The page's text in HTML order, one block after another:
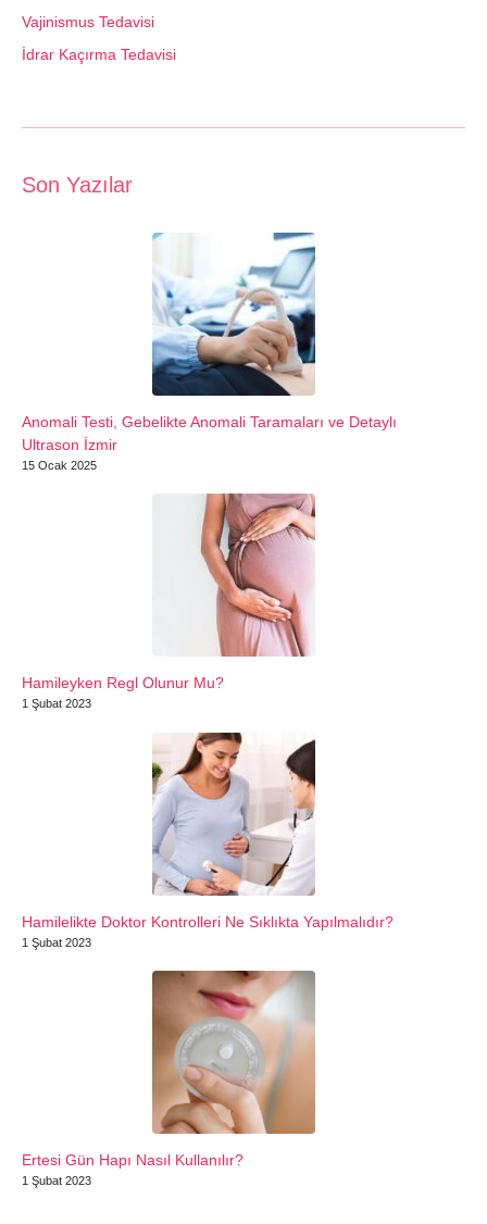
Vajinismus Tedavisi
İdrar Kaçırma Tedavisi
Son Yazılar
Anomali Testi, Gebelikte Anomali Taramaları ve Detaylı
Ultrason İzmir
15 Ocak 2025
Hamileyken Regl Olunur Mu?
1 Şubat 2023
Hamilelikte Doktor Kontrolleri Ne Sıklıkta Yapılmalıdır?
1 Şubat 2023
Ertesi Gün Hapı Nasıl Kullanılır?
1 Şubat 2023